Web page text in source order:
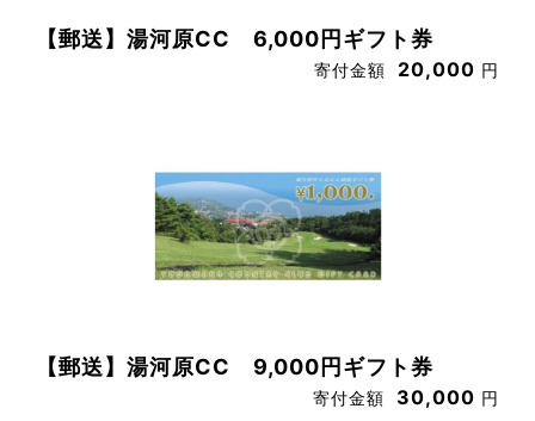
【郵送】湯河原CC 6,000円ギフト券
寄付金額 20,000 円
【郵送】湯河原CC 9,000円ギフト券
寄付金額 30,000 円